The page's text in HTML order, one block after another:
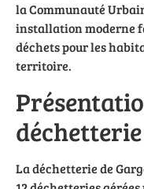
la Communauté
installation moderne
déchets pour les
territoire.
La déchetterie de